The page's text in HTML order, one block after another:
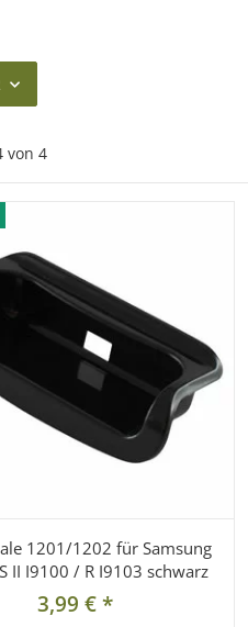
von 4
1201/1202 für Samsung
II I9100 / R I9103 schwarz
3,99 €*